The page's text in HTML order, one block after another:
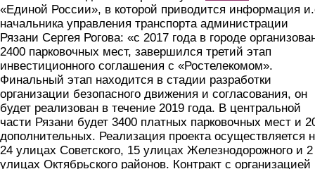
«Единой России», в которой приводится информация
начальника управления транспорта администрации
Рязани Сергея Рогова: «с 2017 года в городе
2400 парковочных мест, завершился третий этап
инвестиционного соглашения с «Ростелекомом».
Финальный этап находится в стадии разработки
организации безопасного движения и согласования, он
будет реализован в течение 2019 года. В центральной
части Рязани будет 3400 платных парковочных мест и
дополнительных. Реализация проекта осуществляется
24 улицах Советского, 15 улицах Железнодорожного и 2
улицах Октябрьского районов. Контракт с организацией